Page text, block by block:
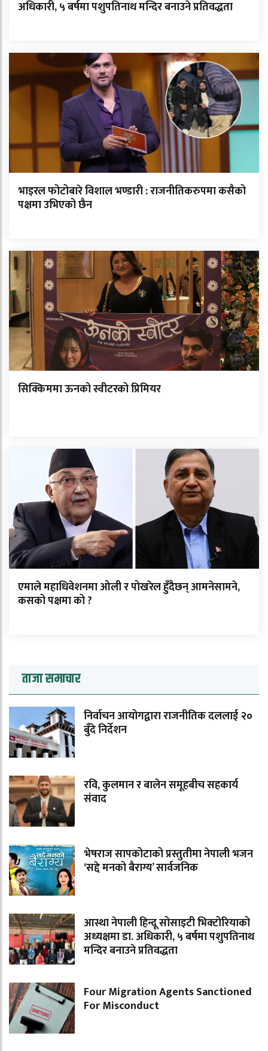
अधिकारी, ५ बर्षमा पशुपतिनाथ मन्दिर बनाउने प्रतिवद्धता
भाइरल फोटोबारे विशाल भण्डारी : राजनीतिकरुपमा कसैको
पक्षमा उभिएको छैन
सिक्किममा ऊनको स्वीटरको प्रिमियर
एमाले महाधिवेशनमा ओली र पोखरेल हुँदैछन् आमनेसामने,
कसको पक्षमा को ?
ताजा समाचार
निर्वाचन आयोगद्वारा राजनीतिक दललाई २०
बुँदे निर्देशन
रवि, कुलमान र बालेन समूहबीच सहकार्य
संवाद
भेषराज सापकोटाको प्रस्तुतीमा नेपाली भजन
‘सद्दे मनको बैराग्य’ सार्वजनिक
आस्था नेपाली हिन्दू सोसाइटी भिक्टोरियाको
अध्यक्षमा डा. अधिकारी, ५ बर्षमा पशुपतिनाथ
मन्दिर बनाउने प्रतिवद्धता
Four Migration Agents Sanctioned
For Misconduct